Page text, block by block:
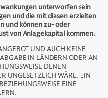
unterworfen sein
und die mit diesen erzielten
und können zu- oder
von Anlagekapital kommen.
UND AUCH KEINE
IN LÄNDERN ODER AN
DENEN
UNGESETZLICH WÄRE, EIN
EINE